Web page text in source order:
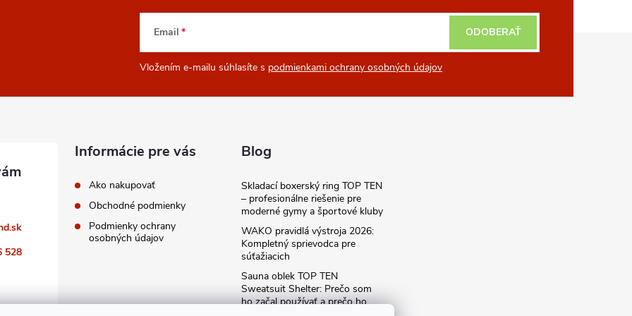
Email
Vložením e-mailu súhlasíte s podmienkami ochrany osobných údajov
ODOBERAŤ
528
Informácie pre vás
Ako nakupovať
Obchodné podmienky
Podmienky ochrany
osobných údajov
Blog
Skladací boxerský ring TOP TEN
– profesionálne riešenie pre
moderné gymy a športové kluby
WAKO pravidlá výstroja 2026:
Kompletný sprievodca pre
súťažiacich
Sauna oblek TOP TEN
Sweatsuit Shelter: Prečo som
ho začal používať a prečo ho